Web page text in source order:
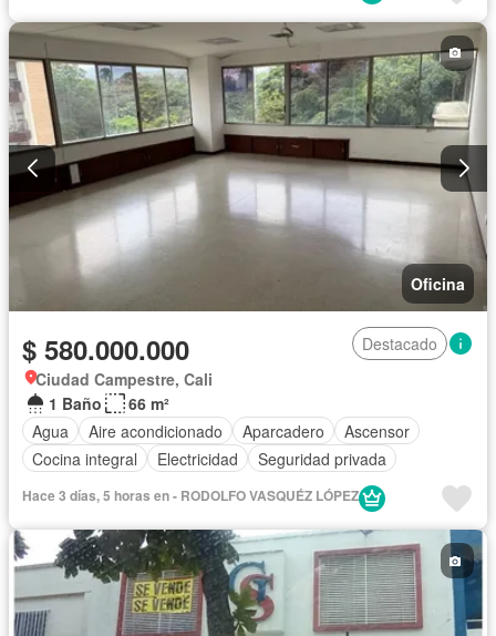
Oficina
$ 580.000.000
Destacado
Ciudad Campestre, Cali
1 Baño
66 m²
Agua
Aire acondicionado Aparcadero
Ascensor
Cocina integral
Electricidad Seguridad privada
Hace 3 días, 5 horas en - RODOLFO VASQUÉZ LÓPEZ